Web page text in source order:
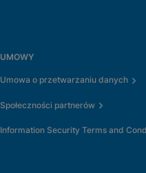
UMOWY
Umowa o przetwarzaniu danych
Społeczności partnerów
Information Security Terms and